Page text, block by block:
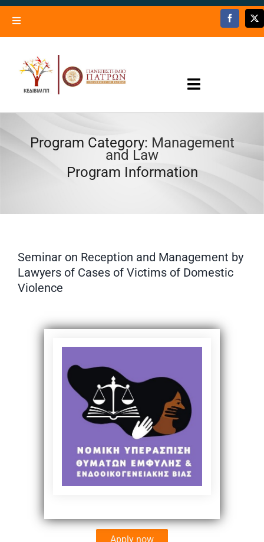
Skip
Toggle
Navigation
Trainers’ Registry
Contact Us Toggle
Program Category: Management
and Law
Program Information
Seminar on Reception and Management by
Lawyers of Cases of Victims of Domestic
Violence
Apply now